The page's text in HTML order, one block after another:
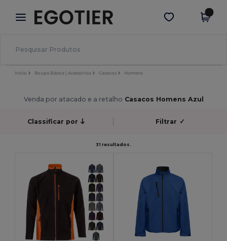
× App Egotier
Melhores preços na app!
Obter app
Início Roupa Básica | Acessórios Casacos Homens
Venda por atacado e a retalho Casacos Homens Azul
Classificar por Filtrar ✓
31 resultados.